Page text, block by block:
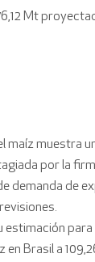
Mt
maíz muestra
por la
demanda de
estimación para
en Brasil a